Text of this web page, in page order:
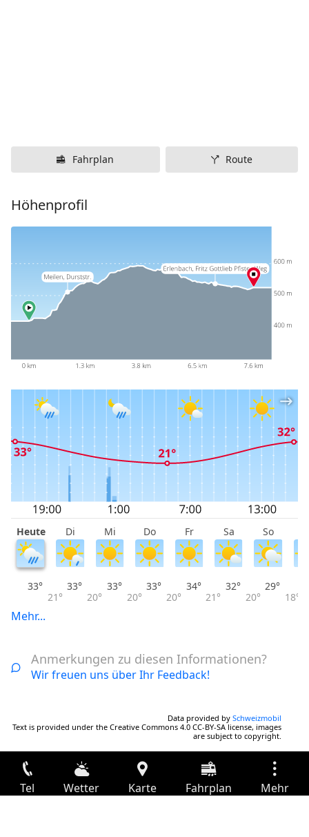
Fahrplan Route
Höhenprofil
Heute Di Mi Do Fr Sa So
33°
21°
33°
20°
33°
20°
33°
20°
34°
21°
32°
20°
29°
18°
Mehr...
Anmerkungen zu diesen Informationen?
Wir freuen uns über Ihr Feedback!
Data provided by Schweizmobil
Text is provided under the Creative Commons 4.0 CC-BY-SA license, images
are subject to copyright.
Tel Wetter Karte Fahrplan Mehr